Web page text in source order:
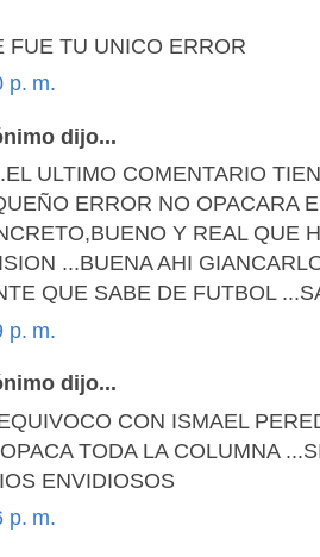
FUE TU UNICO ERROR
p. m.
dijo...
ULTIMO COMENTARIO
ERROR NO OPACARA
Y REAL QUE
...BUENA AHI
QUE SABE DE FUTBOL
p. m.
dijo...
CON ISMAEL
TODA LA COLUMNA
ENVIDIOSOS
p. m.